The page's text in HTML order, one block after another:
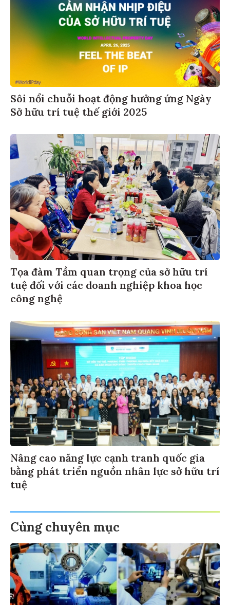
Sôi nổi chuỗi hoạt động hưởng ứng Ngày
Sở hữu trí tuệ thế giới 2025
Tọa đàm Tầm quan trọng của sở hữu trí
tuệ đối với các doanh nghiệp khoa học
công nghệ
Nâng cao năng lực cạnh tranh quốc gia
bằng phát triển nguồn nhân lực sở hữu trí
tuệ
Cùng chuyên mục